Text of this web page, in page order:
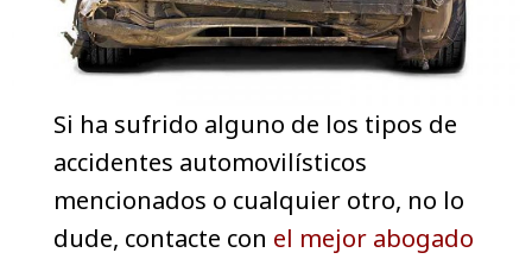
Si ha sufrido alguno de los tipos de
accidentes automovilísticos
mencionados o cualquier otro, no lo
dude, contacte con el mejor abogado